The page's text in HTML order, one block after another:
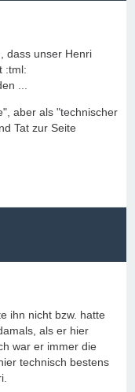
dass unser Henri
:tml:
...
aber als "technischer
Tat zur Seite
ihn nicht bzw. hatte
als er hier
war er immer die
technisch bestens